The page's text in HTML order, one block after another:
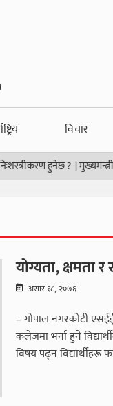
विचार
हुनेछ ?|मुख्यमन्त्री एउटा
योग्यता, क्षमता
असार १८, २०७६
– गोपाल नगरकोटी
कलेजमा भर्ना हुने
विषय पढ्न विद्यार्थीहरू